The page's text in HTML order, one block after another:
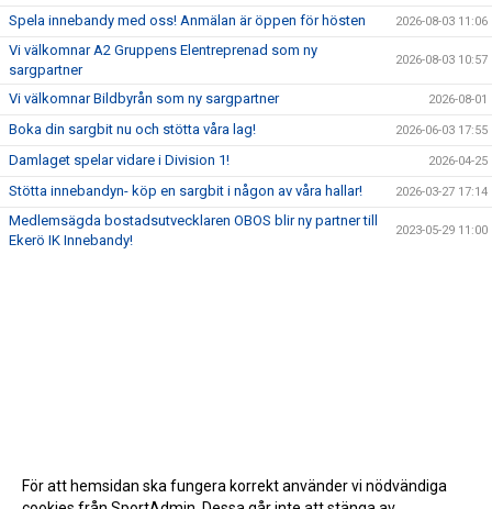
Spela innebandy med oss! Anmälan är öppen för hösten 2026-08-03 11:06
Vi välkomnar A2 Gruppens Elentreprenad som ny
sargpartner
2026-08-03 10:57
Vi välkomnar Bildbyrån som ny sargpartner 2026-08-01
Boka din sargbit nu och stötta våra lag! 2026-06-03 17:55
Damlaget spelar vidare i Division 1! 2026-04-25
Stötta innebandyn- köp en sargbit i någon av våra hallar! 2026-03-27 17:14
Medlemsägda bostadsutvecklaren OBOS blir ny partner till
Ekerö IK Innebandy!
2023-05-29 11:00
För att hemsidan ska fungera korrekt använder vi nödvändiga